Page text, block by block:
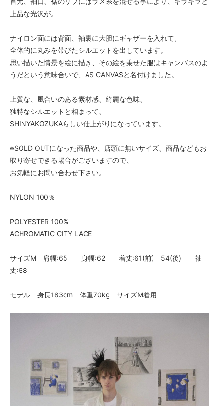
上品な光沢が。
ナイロン面には背面、袖裏に大胆にギャザーを入れて、
全体的に丸みを帯びたシルエットを出しています。
思い描いた情景を絵に描き、その絵を乗せた服はキャンバスのよ
うだという意味合いで、AS CANVASと名付けました。
上質な、風合いのある素材感、綺麗な色味、
独特なシルエットと相まって、
SHINYAKOZUKAらしい仕上がりになっています。
※SOLD OUTになった商品や、店頭に無いサイズ、商品などもお
取り寄せできる場合がございますので、
お気軽にお問い合わせ下さい。
NYLON 100％
POLYESTER 100%
ACHROMATIC CITY LACE
サイズM 肩幅:65 身幅:62 着丈:61(前) 54(後) 袖
丈:58
モデル 身長183cm 体重70kg サイズM着用